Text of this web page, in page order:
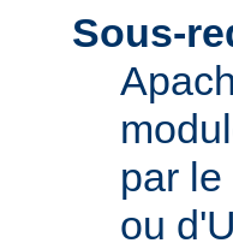
Sous-
par
ou